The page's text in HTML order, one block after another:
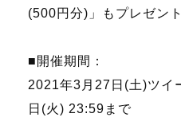
(500円分)」もプレゼン
■開催期間：
2021年3月27日(土)ツイ
日(火) 23:59まで